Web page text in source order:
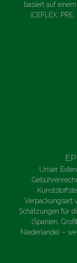
basiert auf
(CEFLEX,
Unser
Verpackungsart
Schätzungen für
(Spanien,
Niederlande) –